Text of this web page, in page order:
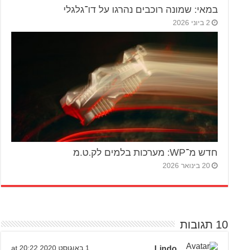
במאי: שמונה רוכבים נהרגו על דו־גלגלי
2 ביוני 2026
חדש מ־WP: מערכות בלמים לק.ט.מ
20 בינואר 2026
10 תגובות
1 באוגוסט 2020 at 20:22